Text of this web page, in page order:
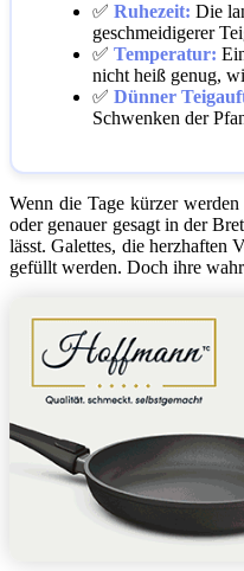
✅ Ruhezeit: Die
geschmeidigerer
✅ Temperatur:
nicht heiß genug,
✅ Dünner
Schwenken der
Wenn die Tage kürzer
oder genauer gesagt in der
lässt. Galettes, die herzhaften
gefüllt werden. Doch ihre